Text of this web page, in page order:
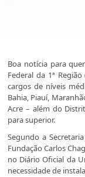
Boa notícia para
Federal da 1ª
cargos de níveis
Bahia, Piauí,
Acre – além do
para superior.
Segundo a
Fundação Carlos
no Diário Oficial da
necessidade de